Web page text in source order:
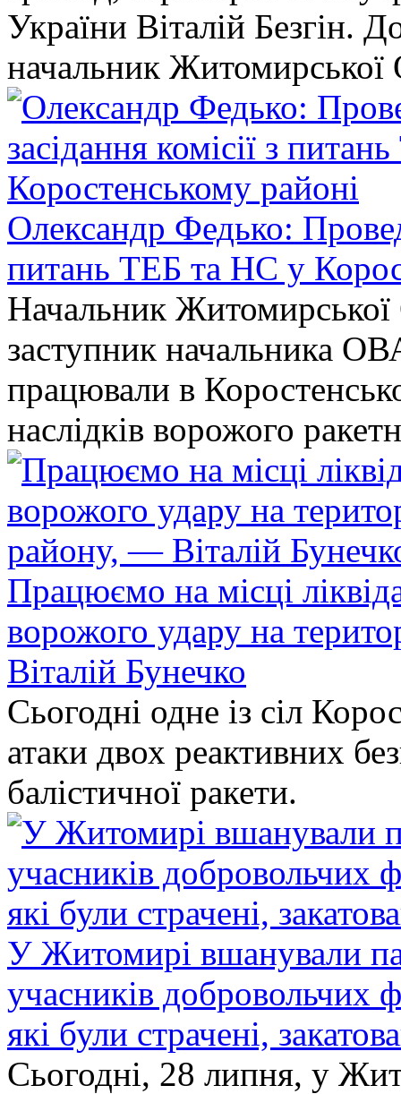
України Віталій Безгін.
начальник
Олександр Федько:
питань ТЕБ та НС у
Начальник
заступник начальника
працювали в
наслідків ворожого
Працюємо на місці
ворожого удару на
Віталій Бунечко
Сьогодні одне із сіл
атаки двох реактивних
балістичної ракети.
У Житомирі вшанували
учасників добровольчих
які були страчені,
Сьогодні, 28 липня, у